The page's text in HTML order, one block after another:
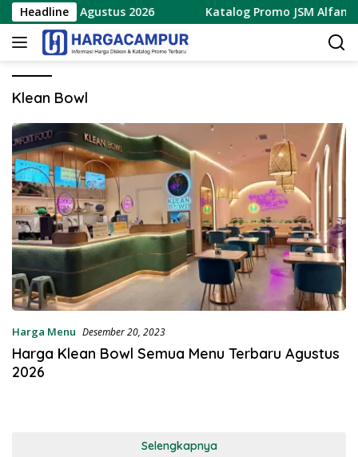
Langsung
ke
konten
Headline
7 – 9 Agustus 2026 Katalog Promo JSM
Klean Bowl
Harga Menu Desember 20, 2023
Harga Klean Bowl Semua Menu Terbaru Agustus
2026
Selengkapnya